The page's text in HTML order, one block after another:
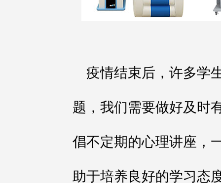
疫情结束后，许多学
题，我们需要做好及时
倡不定期的心理讲座，
助于培养良好的学习态